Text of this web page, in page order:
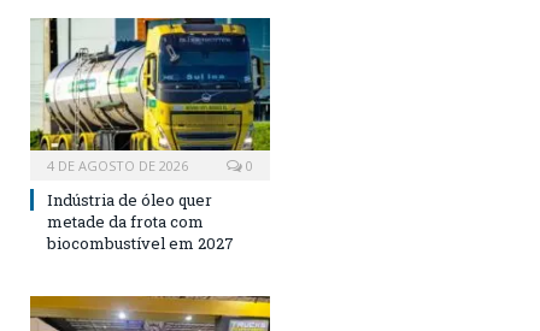
4 DE AGOSTO DE 2026 0
Indústria de óleo quer
metade da frota com
biocombustível em 2027